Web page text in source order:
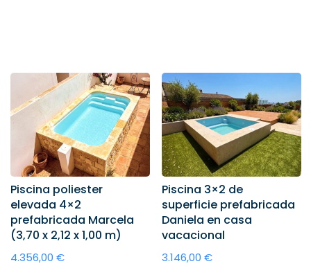
Piscina poliester
elevada 4×2
prefabricada Marcela
(3,70 x 2,12 x 1,00 m)
4.356,00€
Piscina 3×2 de
superficie prefabricada
Daniela en casa
vacacional
3.146,00 €